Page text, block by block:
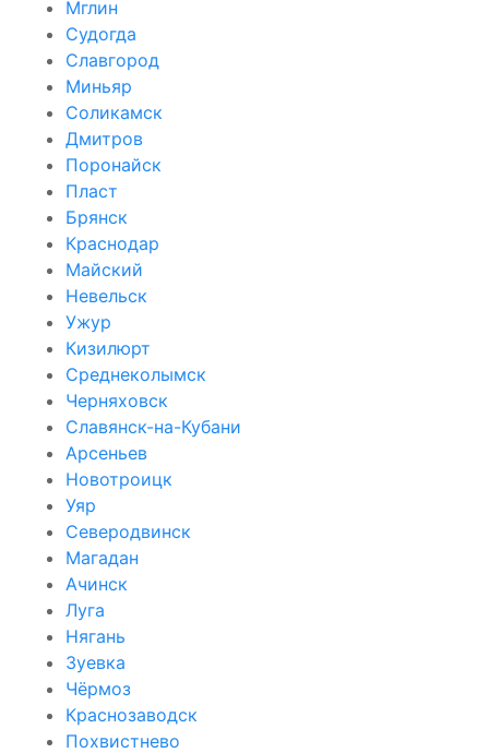
Мглин
Судогда
Славгород
Миньяр
Соликамск
Дмитров
Поронайск
Пласт
Брянск
Краснодар
Майский
Невельск
Ужур
Кизилюрт
Среднеколымск
Черняховск
Славянск-на-Кубани
Арсеньев
Новотроицк
Уяр
Северодвинск
Магадан
Ачинск
Луга
Нягань
Зуевка
Чёрмоз
Краснозаводск
Похвистнево